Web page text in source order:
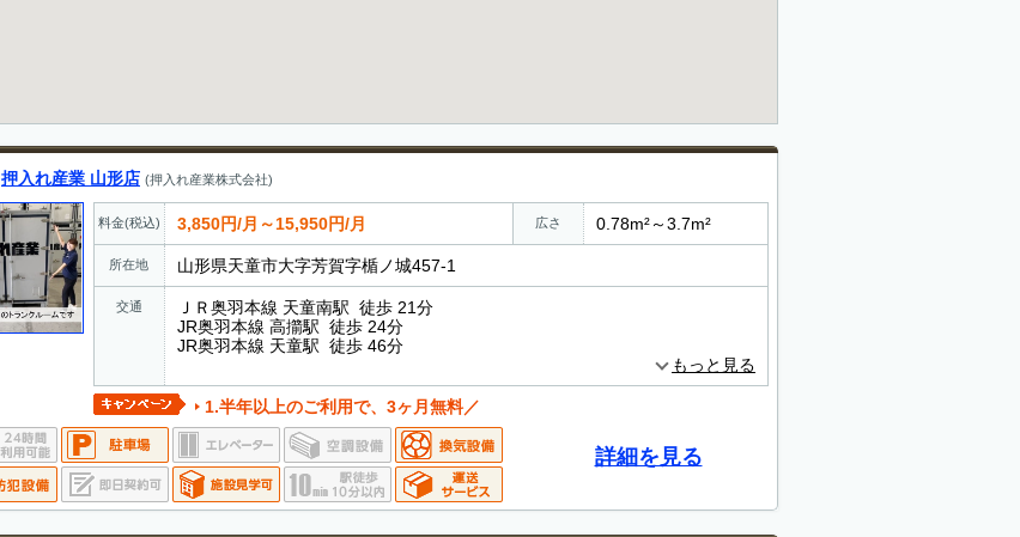
押入れ産業 山形店 (押入れ産業株式会社)
料金(税込) 3,850円/月～15,950円/月 広さ 0.78m²～3.7m²
所在地 山形県天童市大字芳賀字楯ノ城457-1
交通
ＪＲ奥羽本線 天童南駅 徒歩 21分
JR奥羽本線 高擶駅 徒歩 24分
JR奥羽本線 天童駅 徒歩 46分
もっと見る
1.半年以上のご利用で、3ヶ月無料／
詳細を見る